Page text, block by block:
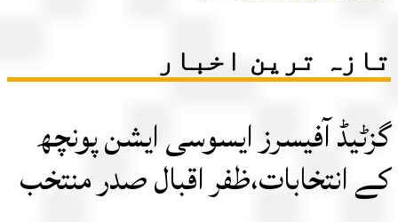
تازہ ترین اخبار
گزٹیڈ آفیسرز ایسوسی ایشن پونچھ
کے انتخابات،ظفر اقبال صدر منتخب